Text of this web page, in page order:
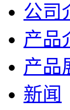
公司
产品
产品
新闻